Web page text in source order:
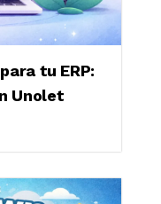
tu ERP:
Unolet